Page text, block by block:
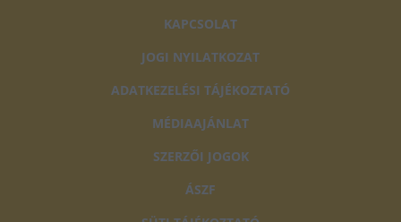
KAPCSOLAT
JOGI NYILATKOZAT
ADATKEZELÉSI TÁJÉKOZTATÓ
MÉDIAAJÁNLAT
SZERZŐI JOGOK
ÁSZF